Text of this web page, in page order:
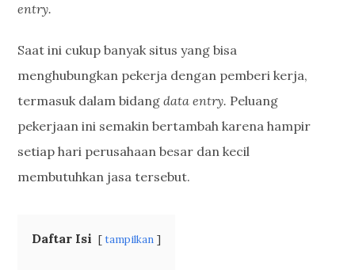
entry.
Saat ini cukup banyak situs yang bisa
menghubungkan pekerja dengan pemberi kerja,
termasuk dalam bidangdata entry. Peluang
pekerjaan ini semakin bertambah karena hampir
setiap hari perusahaan besar dan kecil
membutuhkan jasa tersebut.
Daftar Isi tampilkan